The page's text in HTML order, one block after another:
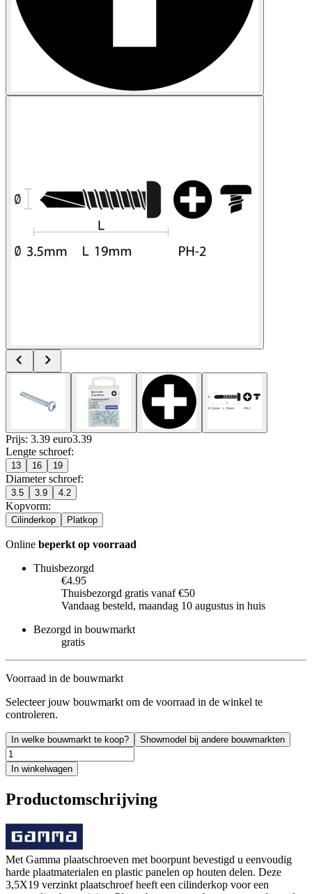
Prijs: 3.39 euro3.39
Lengte schroef:
13 16 19
Diameter schroef:
3.5 3.9 4.2
Kopvorm:
Cilinderkop Platkop
Online beperkt op voorraad
Thuisbezorgd
€4.95
Thuisbezorgd gratis vanaf €50
Vandaag besteld, maandag 10 augustus in huis
Bezorgd in bouwmarkt
gratis
Voorraad in de bouwmarkt
Selecteer jouw bouwmarkt om de voorraad in de winkel te
controleren.
In welke bouwmarkt te koop? Showmodel bij andere bouwmarkten
In winkelwagen
Productomschrijving
Met Gamma plaatschroeven met boorpunt bevestigd u eenvoudig
harde plaatmaterialen en plastic panelen op houten delen. Deze
3,5X19 verzinkt plaatschroef heeft een cilinderkop voor een